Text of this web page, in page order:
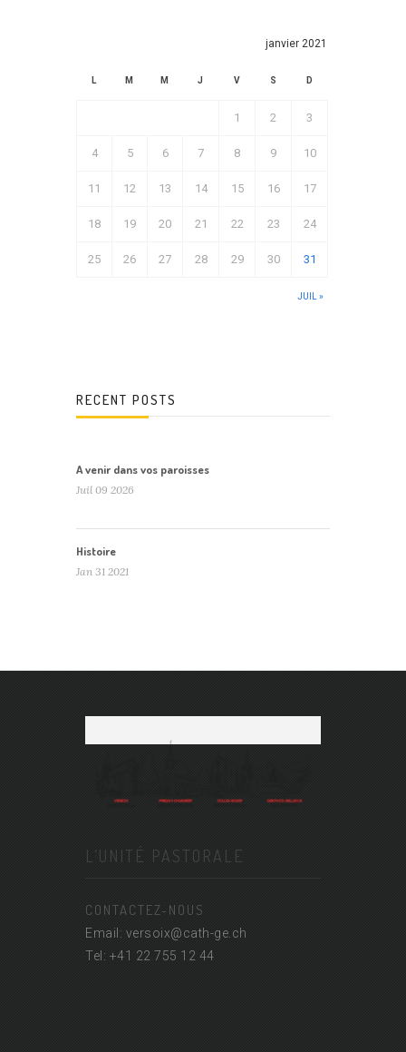
janvier 2021
L M M J V S D
JUIL »
1 2 3
4 5 6 7 8 9 10
11 12 13 14 15 16 17
18 19 20 21 22 23 24
25 26 27 28 29 30 31
RECENT POSTS
A venir dans vos paroisses
Juil 09 2026
Histoire
Jan 31 2021
L’UNITÉ PASTORALE
CONTACTEZ-NOUS
Email: versoix@cath-ge.ch
Tel: +41 22 755 12 44